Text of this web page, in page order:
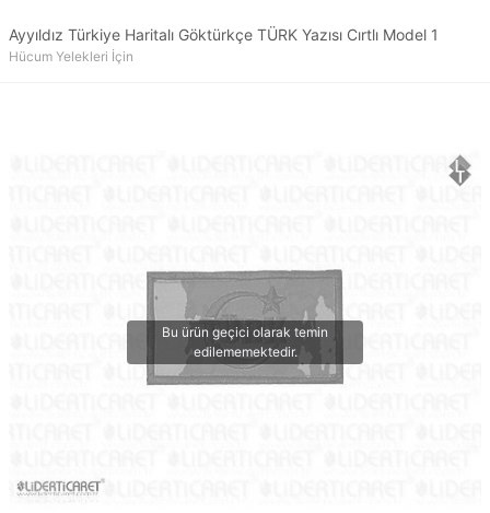
Ayyıldız Türkiye Haritalı Göktürkçe TÜRK Yazısı Cırtlı Model 1
Hücum Yelekleri İçin